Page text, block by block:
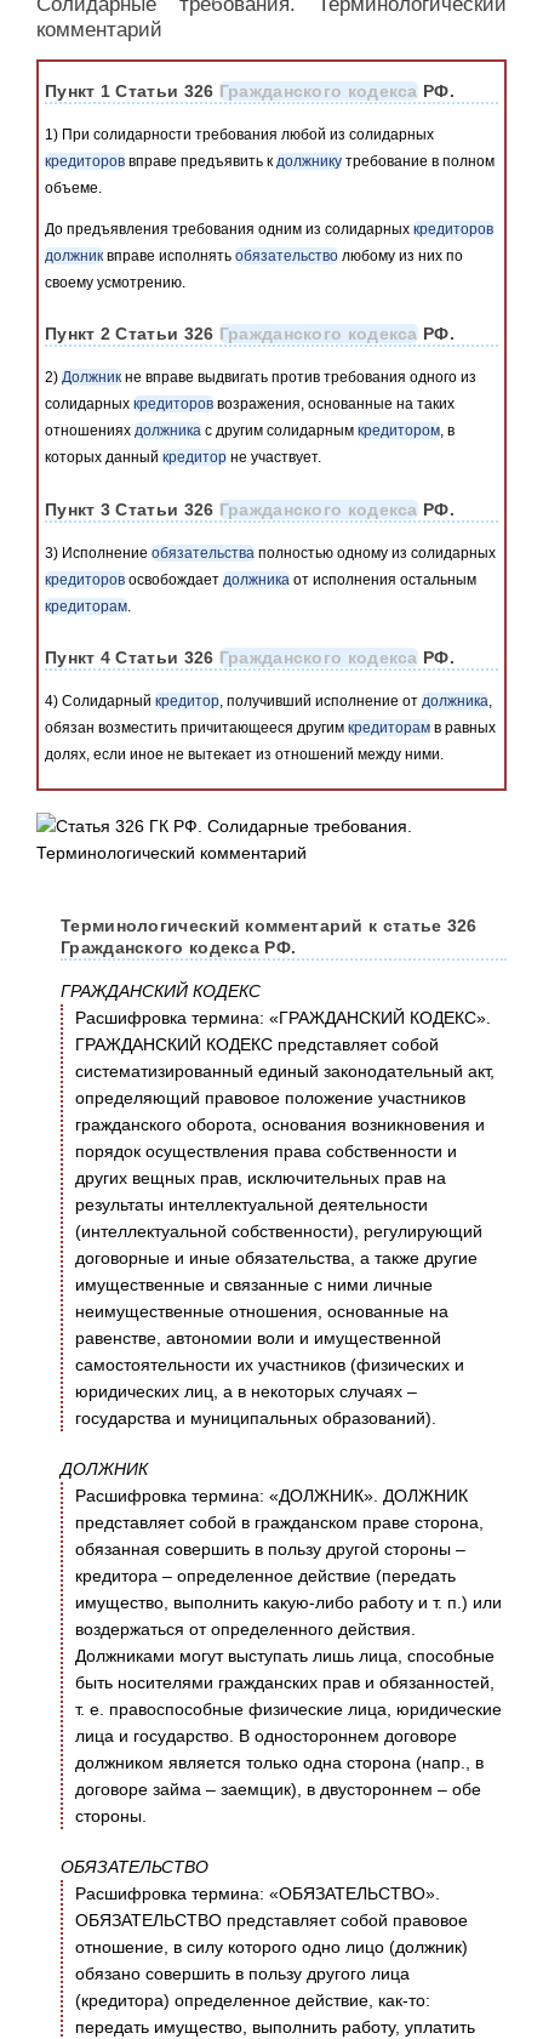
комментарий
Пункт 1 Статьи 326 Гражданского кодекса РФ.
1) При солидарности требования любой из солидарных
кредиторов вправе предъявить к должнику требование в полном
объеме.
До предъявления требования одним из солидарных кредиторов
должник вправе исполнять обязательство любому из них по
своему усмотрению.
Пункт 2 Статьи 326 Гражданского кодекса РФ.
2) Должник не вправе выдвигать против требования одного из
солидарных кредиторов возражения, основанные на таких
отношениях должника с другим солидарным кредитором, в
которых данный кредитор не участвует.
Пункт 3 Статьи 326 Гражданского кодексаРФ.
3) Исполнение обязательства полностью одному из солидарных
кредиторов освобождает должника от исполнения остальным
кредиторам
Пункт 4 Статьи 326 Гражданского кодекса РФ.
4) Солидарный кредитор, получивший исполнение от должника,
обязан возместить причитающееся другим кредиторам в равных
долях, если иное не вытекает из отношений между ними.
Терминологический комментарий к статье 326
Гражданского кодекса РФ.
ГРАЖДАНСКИЙ КОДЕКС
Расшифровка термина: «ГРАЖДАНСКИЙ КОДЕКС».
ГРАЖДАНСКИЙ КОДЕКС представляет собой
систематизированный единый законодательный акт,
определяющий правовое положение участников
гражданского оборота, основания возникновения и
порядок осуществления права собственности и
других вещных прав, исключительных прав на
результаты интеллектуальной деятельности
(интеллектуальной собственности), регулирующий
договорные и иные обязательства, а также другие
имущественные и связанные с ними личные
неимущественные отношения, основанные на
равенстве, автономии воли и имущественной
самостоятельности их участников (физических и
юридических лиц, а в некоторых случаях –
государства и муниципальных образований).
ДОЛЖНИК
Расшифровка термина: «ДОЛЖНИК». ДОЛЖНИК
представляет собой в гражданском праве сторона,
обязанная совершить в пользу другой стороны –
кредитора – определенное действие (передать
имущество, выполнить какую-либо работу и т. п.) или
воздержаться от определенного действия.
Должниками могут выступать лишь лица, способные
быть носителями гражданских прав и обязанностей,
т. е. правоспособные физические лица, юридические
лица и государство. В одностороннем договоре
должником является только одна сторона (напр., в
договоре займа – заемщик), в двустороннем – обе
стороны.
ОБЯЗАТЕЛЬСТВО
Расшифровка термина: «ОБЯЗАТЕЛЬСТВО».
ОБЯЗАТЕЛЬСТВО представляет собой правовое
отношение, в силу которого одно лицо (должник)
обязано совершить в пользу другого лица
(кредитора) определенное действие, как-то:
передать имущество, выполнить работу, уплатить